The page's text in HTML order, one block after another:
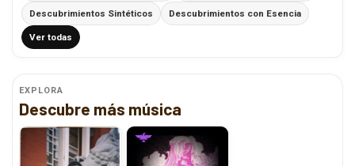
Descubrimientos Sintéticos Descubrimientos con Esencia
Ver todas
EXPLORA
Descubre más música